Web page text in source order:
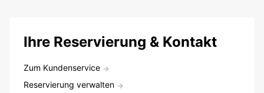
Ihre Reservierung & Kontakt
Zum Kundenservice
Reservierung verwalten